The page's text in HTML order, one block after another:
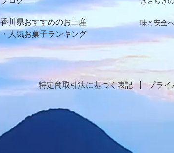
⾹川県おすすめのお⼟産
・⼈気お菓⼦ランキング
味と安全
特定商取引法に基づく表記 プライ